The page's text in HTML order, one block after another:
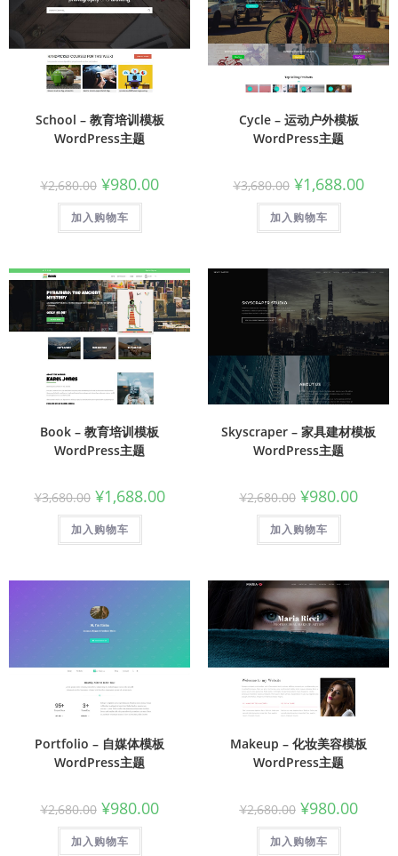
School – 教育培训模板
WordPress主题
¥2,680.00 ¥980.00
加入购物车
Cycle – 运动户外模板
WordPress主题
¥3,680.00 ¥1,688.00
加入购物车
Book – 教育培训模板
WordPress主题
¥3,680.00 ¥1,688.00
加入购物车
Skyscraper – 家具建材模板
WordPress主题
¥2,680.00 ¥980.00
加入购物车
Portfolio – 自媒体模板
WordPress主题
¥2,680.00 ¥980.00
加入购物车
Makeup – 化妆美容模板
WordPress主题
¥2,680.00 ¥980.00
加入购物车